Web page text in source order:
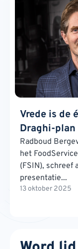
Vrede is de
Draghi-plan
Radboud
het
(FSIN), schreef
presentatie...
13 oktober 2025